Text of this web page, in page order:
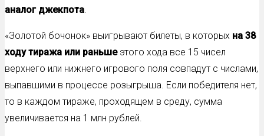
аналог джекпота.
«Золотой бочонок» выигрывают билеты, в которых на 38
ходу тиража или раньшеэтого хода все 15 чисел
верхнего или нижнего игрового поля совпадут с числами,
выпавшими в процессе розыгрыша. Если победителя нет,
то в каждом тираже, проходящем в среду, сумма
увеличивается на 1 млн рублей.